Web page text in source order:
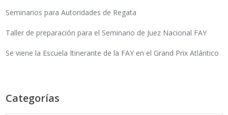
Seminarios para Autoridades de Regata
Taller de preparación para el Seminario de Juez Nacional FAY
Se viene la Escuela Itinerante de la FAY en el Grand Prix Atlántico
Categorías